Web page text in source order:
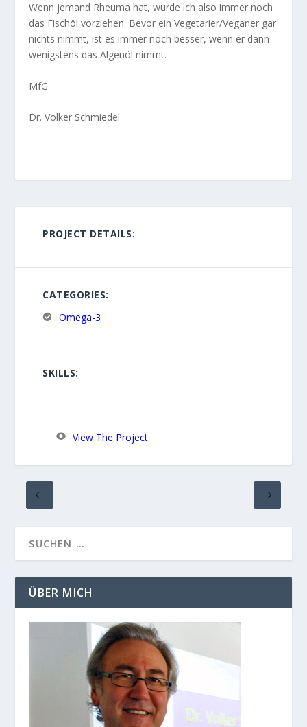
Wenn jemand Rheuma hat, würde ich also immer noch
das Fischöl vorziehen. Bevor ein Vegetarier/Veganer gar
nichts nimmt, ist es immer noch besser, wenn er dann
wenigstens das Algenöl nimmt.
MfG
Dr. Volker Schmiedel
PROJECT DETAILS:
CATEGORIES:
Omega-3
SKILLS:
View The Project
ÜBER MICH